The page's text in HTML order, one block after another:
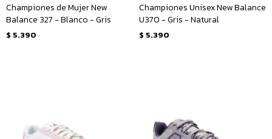
Championes de Mujer New
Balance 327 - Blanco - Gris
$ 5.390
Championes Unisex New Balance
U370 - Gris - Natural
$ 5.390